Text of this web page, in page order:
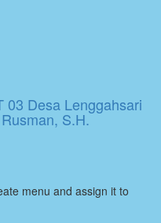
03 Desa Lenggahsari
S.H.
menu and assign it to